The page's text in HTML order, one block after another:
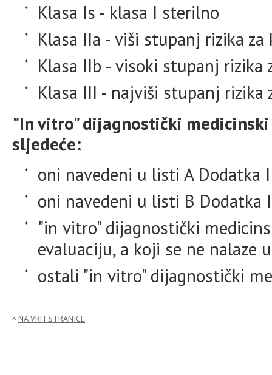
Klasa Is - klasa I sterilno
Klasa IIa - viši stupanj rizika za
Klasa IIb - visoki stupanj rizika
Klasa III - najviši stupanj rizika
"In vitro" dijagnostički
sljedeće:
oni navedeni u listi A Dodatka
oni navedeni u listi B Dodatka
"in vitro" dijagnostički
evaluaciju, a koji se ne nalaze
ostali "in vitro" dijagnostički
NA VRH STRANICE